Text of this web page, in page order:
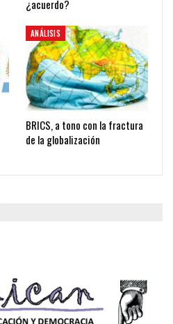
¿acuerdo?
ANÁLISIS
BRICS, a tono con la fractura
de la globalización